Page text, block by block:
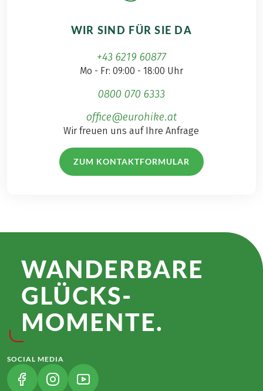
WIR SIND FÜR SIE DA
+43 6219 60877
Mo - Fr: 09:00 - 18:00 Uhr
0800 070 6333
office@eurohike.at
Wir freuen uns auf Ihre Anfrage
ZUM KONTAKTFORMULAR
WANDER­BARE
GLÜCKS­
MOMENTE.
SOCIAL MEDIA
(LINK ÖFFNET IN NEUEM TAB)
(LINK ÖFFNET IN NEUEM TAB)
(LINK ÖFFNET IN NEUEM TAB)